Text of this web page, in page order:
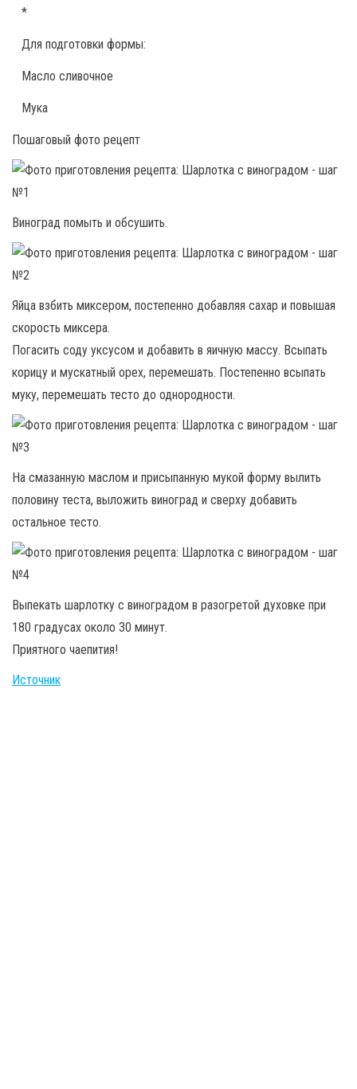
*
Для подготовки формы:
Масло сливочное
Мука
Пошаговый фото рецепт
Виноград помыть и обсушить.
Яйца взбить миксером, постепенно добавляя сахар и повышая
скорость миксера.
Погасить соду уксусом и добавить в яичную массу. Всыпать
корицу и мускатный орех, перемешать. Постепенно всыпать
муку, перемешать тесто до однородности.
На смазанную маслом и присыпанную мукой форму вылить
половину теста, выложить виноград и сверху добавить
остальное тесто.
Выпекать шарлотку с виноградом в разогретой духовке при
180 градусах около 30 минут.
Приятного чаепития!
Источник